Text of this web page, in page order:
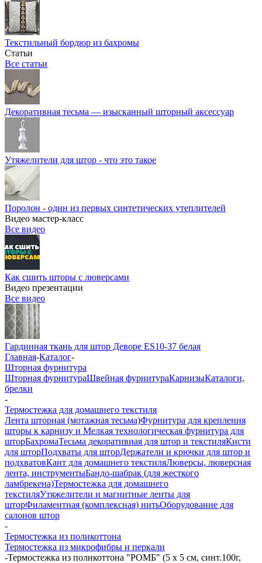
Текстильный бордюр из бахромы
Статьи
Все статьи
Декоративная тесьма — изысканный шторный аксессуар
Утяжелители для штор - что это такое
Поролон - один из первых синтетических утеплителей
Видео мастер-класс
Все видео
Как сшить шторы с люверсами
Видео презентации
Все видео
Гардинная ткань для штор Деворе ES10-37 белая
Главная-Каталог-
Шторная фурнитура
Шторная фурнитураШвейная фурнитураКарнизыКаталоги,
брелки
-
Термостежка для домашнего текстиля
Лента шторная (мотажная тесьма)Фурнитура для крепления
шторы к карнизу и Мелкая технологическая фурнитура для
шторБахромаТесьма декоративная для штор и текстиляКисти
для шторПодхваты для шторДержатели и крючки для штор и
подхватовКант для домашнего текстиляЛюверсы, люверсная
лента, инструментыБандо-шабрак (для жесткого
ламбрекена)Термостежка для домашнего
текстиляУтяжелители и магнитные ленты для
шторФиламентная (комплексная) нитьОборудование для
салонов штор
-
Термостежка из поликоттона
Термостежка из микрофибры и перкали
-Термостежка из поликоттона "РОМБ" (5 х 5 см, синт.100г,